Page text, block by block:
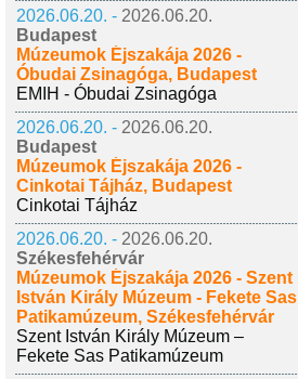
2026.06.20. - 2026.06.20.
Budapest
Múzeumok Éjszakája 2026 -
Óbudai Zsinagóga, Budapest
EMIH - Óbudai Zsinagóga
2026.06.20. - 2026.06.20.
Budapest
Múzeumok Éjszakája 2026 -
Cinkotai Tájház, Budapest
Cinkotai Tájház
2026.06.20. - 2026.06.20.
Székesfehérvár
Múzeumok Éjszakája 2026 - Szent
István Király Múzeum - Fekete Sas
Patikamúzeum, Székesfehérvár
Szent István Király Múzeum –
Fekete Sas Patikamúzeum